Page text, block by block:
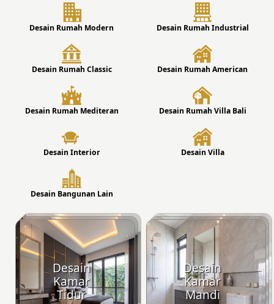
Desain Rumah Modern Desain Rumah Industrial
Desain Rumah Classic Desain Rumah American
Desain Rumah Mediteran Desain Rumah Villa Bali
Desain Interior Desain Villa
Desain Bangunan Lain
Desain
Kamar
Tidur
Desain
Kamar
Mandi